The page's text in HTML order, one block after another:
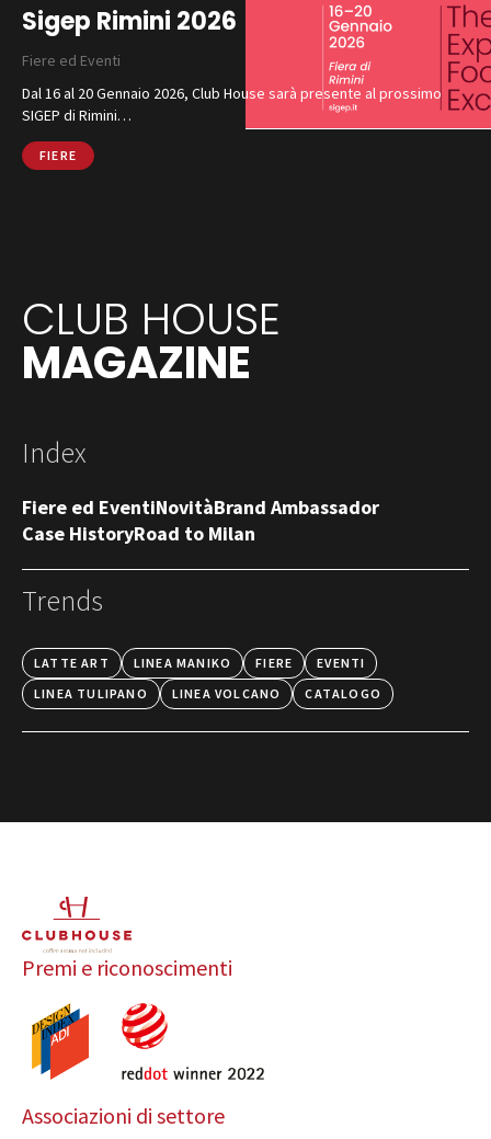
Sigep Rimini 2026
Fiere ed Eventi
Dal 16 al 20 Gennaio 2026, Club House sarà presente al prossimo
SIGEP di Rimini…
FIERE
CLUB HOUSE
MAGAZINE
Index
Fiere ed EventiNovitàBrand Ambassador
Case HistoryRoad to Milan
Trends
LATTE ART LINEA MANIKO FIERE
EVENTI
LINEA TULIPANO
LINEA VOLCANO CATALOGO
Premi e riconoscimenti
Associazioni di settore